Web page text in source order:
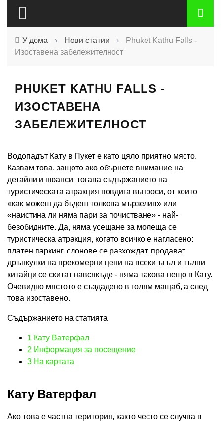
У дома › Нови статии ›
Phuket Kathu Falls -
Изоставена забележителност
PHUKET KATHU FALLS -
ИЗОСТАВЕНА
ЗАБЕЛЕЖИТЕЛНОСТ
Водопадът Кату в Пукет е като цяло приятно място.
Казвам това, защото ако обърнете внимание на
детайли и нюанси, тогава съдържанието на
туристическата атракция повдига въпроси, от които
«как можеш да бъдеш толкова мързелив» или
«наистина ли няма пари за почистване» - най-
безобидните. Да, няма усещане за молеща се
туристическа атракция, когато всичко е нагласено:
платен паркинг, слонове се разхождат, продават
дрънкулки на прекомерни цени на всеки ъгъл и тълпи
китайци се скитат навсякъде - няма такова нещо в Кату.
Очевидно мястото е създадено в голям мащаб, а след
това изоставено.
Съдържанието на статията
1 Кату Ватерфал
2 Информация за посещение
3 На картата
Кату Ватерфал
Ако това е частна територия, както често се случва в